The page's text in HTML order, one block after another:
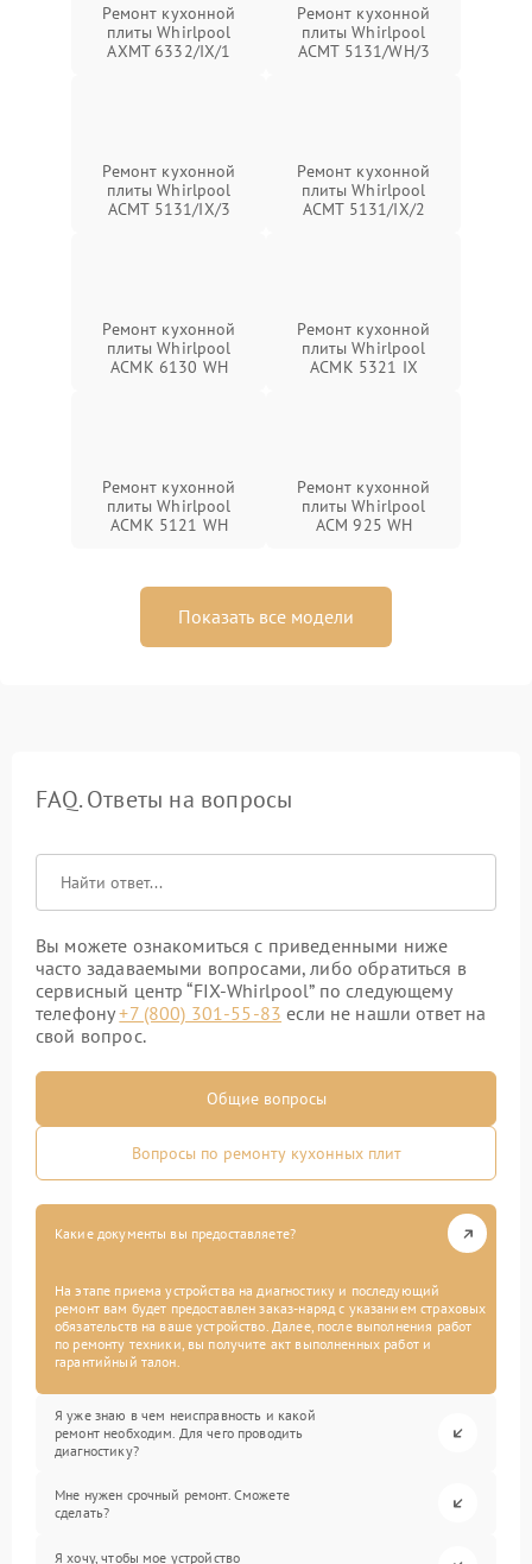
Ремонт кухонной
плиты Whirlpool
AXMT 6332/IX/1
Ремонт кухонной
плиты Whirlpool
ACMT 5131/WH/3
Ремонт кухонной
плиты Whirlpool
ACMT 5131/IX/3
Ремонт кухонной
плиты Whirlpool
ACMT 5131/IX/2
Ремонт кухонной
плиты Whirlpool
ACMK 6130 WH
Ремонт кухонной
плиты Whirlpool
ACMK 5321 IX
Ремонт кухонной
плиты Whirlpool
ACMK 5121 WH
Ремонт кухонной
плиты Whirlpool
ACM 925 WH
Показать все модели
FAQ. Ответы на вопросы
Вы можете ознакомиться с приведенными ниже
часто задаваемыми вопросами, либо обратиться в
сервисный центр “FIX-Whirlpool” по следующему
телефону+7 (800) 301-55-83 если не нашли ответ на
свой вопрос.
Общие вопросы
Вопросы по ремонту кухонных плит
Какие документы вы предоставляете?
На этапе приема устройства на диагностику и последующий
ремонт вам будет предоставлен заказ-наряд с указанием страховых
обязательств на ваше устройство. Далее, после выполнения работ
по ремонту техники, вы получите акт выполненных работ и
гарантийный талон.
Я уже знаю в чем неисправность и какой
ремонт необходим. Для чего проводить
диагностику?
Мне нужен срочный ремонт. Сможете
сделать?
Я хочу, чтобы мое устройство